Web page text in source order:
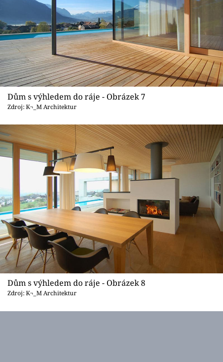
Dům s výhledem do ráje - Obrázek 7
Zdroj: K¬_M Architektur
Dům s výhledem do ráje - Obrázek 8
Zdroj: K¬_M Architektur